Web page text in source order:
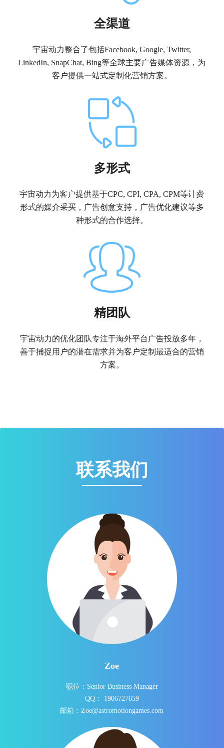
全渠道
宇宙动力整合了包括Facebook, Google, Twitter,
LinkedIn, SnapChat, Bing等全球主要广告媒体资源，为
客户提供一站式定制化营销方案。
多形式
宇宙动力为客户提供基于CPC, CPI, CPA, CPM等计费
形式的媒介采买，广告创意支持，广告优化建议等多
种形式的合作选择。
精团队
宇宙动力的优化团队专注于海外平台广告投放多年，
善于捕捉用户的潜在需求并为客户定制最适合的营销
方案。
联系我们
Zoe
职位：Senior Business Manager
QQ： 1906727659
邮箱：Zoe@astromotiongames.com